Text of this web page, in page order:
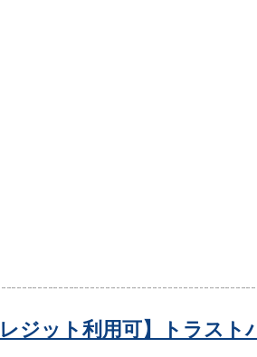
レジット利用可】トラス